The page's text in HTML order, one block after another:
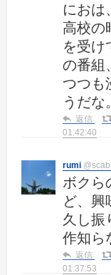
におは
高校の
を受け
の番組
つつも
うだな。
返信
01:42:40
rumi
ボクら
ど、興
久し振
作知ら
返信
01:37:53